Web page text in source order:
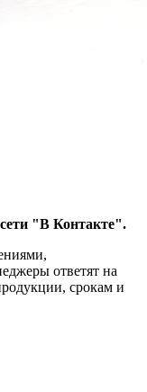
"В Контакте".
ответят на
срокам и